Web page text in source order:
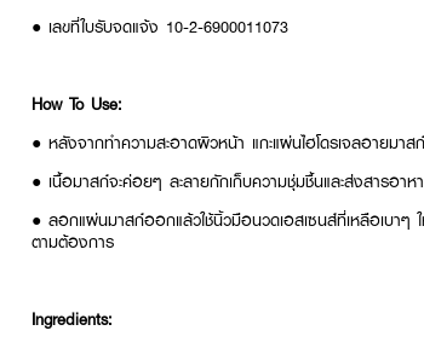
● เลขที่ใบรับจดแจ้ง 10-2-6900011073
How To Use:
● หลังจากทำความสะอาดผิวหน้า แกะแผ่นไฮโดรเจลอายมาส
● เนื้อมาสก์จะค่อยๆ ละลายกักเก็บความชุ่มชื้นและส่งสารอา
● ลอกแผ่นมาสก์ออกแล้วใช้นิ้วมือนวดเอสเซนส์ที่เหลือเบาๆ
ตามต้องการ
Ingredients: